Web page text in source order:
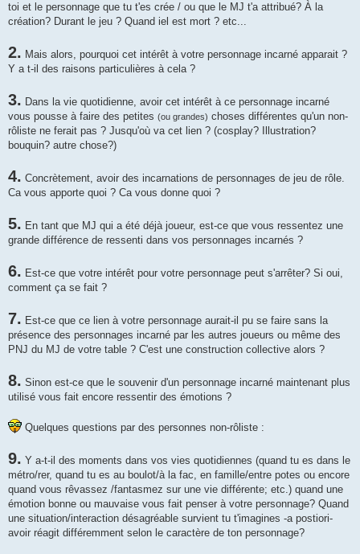
toi et le personnage que tu t'es crée / ou que le MJ t'a attribué? À la
création? Durant le jeu ? Quand iel est mort ? etc...
2. Mais alors, pourquoi cet intérêt à votre personnage incarné apparait ?
Y a t-il des raisons particulières à cela ?
3. Dans la vie quotidienne, avoir cet intérêt à ce personnage incarné
vous pousse à faire des petites (ou grandes) choses différentes qu'un non-
rôliste ne ferait pas ? Jusqu'où va cet lien ? (cosplay? Illustration?
bouquin? autre chose?)
4. Concrètement, avoir des incarnations de personnages de jeu de rôle.
Ca vous apporte quoi ? Ca vous donne quoi ?
5. En tant que MJ qui a été déjà joueur, est-ce que vous ressentez une
grande différence de ressenti dans vos personnages incarnés ?
6. Est-ce que votre intérêt pour votre personnage peut s'arrêter? Si oui,
comment ça se fait ?
7. Est-ce que ce lien à votre personnage aurait-il pu se faire sans la
présence des personnages incarné par les autres joueurs ou même des
PNJ du MJ de votre table ? C'est une construction collective alors ?
8. Sinon est-ce que le souvenir d'un personnage incarné maintenant plus
utilisé vous fait encore ressentir des émotions ?
Quelques questions par des personnes non-rôliste :
9. Y a-t-il des moments dans vos vies quotidiennes (quand tu es dans le
métro/rer, quand tu es au boulot/à la fac, en famille/entre potes ou encore
quand vous rêvassez /fantasmez sur une vie différente; etc.) quand une
émotion bonne ou mauvaise vous fait penser à votre personnage? Quand
une situation/interaction désagréable survient tu t'imagines -a postiori-
avoir réagit différemment selon le caractère de ton personnage?